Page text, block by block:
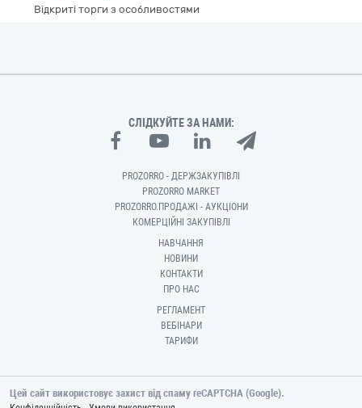
Відкриті торги з особливостями
СЛІДКУЙТЕ ЗА НАМИ:
PROZORRO - ДЕРЖЗАКУПІВЛІ
PROZORRO MARKET
PROZORRO.ПРОДАЖІ - АУКЦІОНИ
КОМЕРЦІЙНІ ЗАКУПІВЛІ
НАВЧАННЯ
НОВИНИ
КОНТАКТИ
ПРО НАС
РЕГЛАМЕНТ
ВЕБІНАРИ
ТАРИФИ
Цей сайт використовує захист від спаму reCAPTCHA (Google).